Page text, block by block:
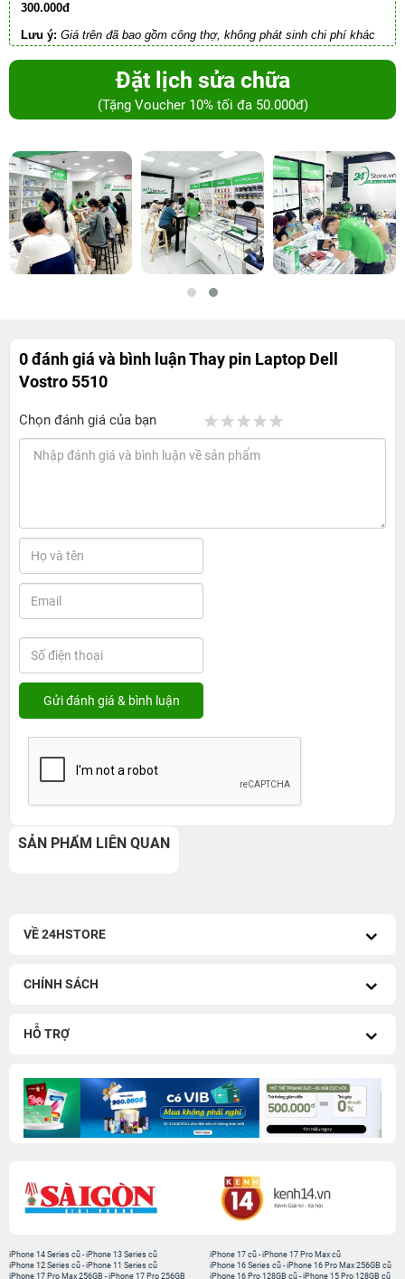
300.000đ
Lưu ý: Giá trên đã bao gồm công thợ, không phát sinh chi phí khác
Đặt lịch sửa chữa
(Tặng Voucher 10% tối đa 50.000đ)
0 đánh giá và bình luậnThay pin Laptop Dell
Vostro 5510
Chọn đánh giá của bạn
SẢN PHẨM LIÊN QUAN
VỀ 24HSTORE
CHÍNH SÁCH
HỖ TRỢ
iPhone 14 Series cũ -iPhone 13 Series cũ
iPhone 12 Series cũ -iPhone 11 Series cũ
iPhone 17 Pro Max 256GB -iPhone 17 Pro 256GB
iPhone 17 cũ-iPhone 17 Pro Max cũ
iPhone 16 Series cũ- iPhone 16 Pro Max 256GB cũ
iPhone 16 Pro 128GB cũ-iPhone 15 Pro 128GB cũ